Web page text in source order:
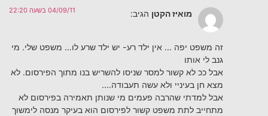
מואיז הקטן הגיב: 04/09/11 בשעה 22:20
זה משפט יפה … אין ילד רע- יש ילד שרע לו… משפט שלי. מי
גנב לי אותו
אבל ככ לא קשור למסר שניסו להשריש בנו מתוך הפירסום. לא
מצא חן בעיניי ולא עשה תעבודה….
אבל למדתי שהרבה פעמים מי שנותן תאמירה בפירסום לא
מתחייב לתת משפט קשור לפירסום הוא בעיקר מנסה לימשוך